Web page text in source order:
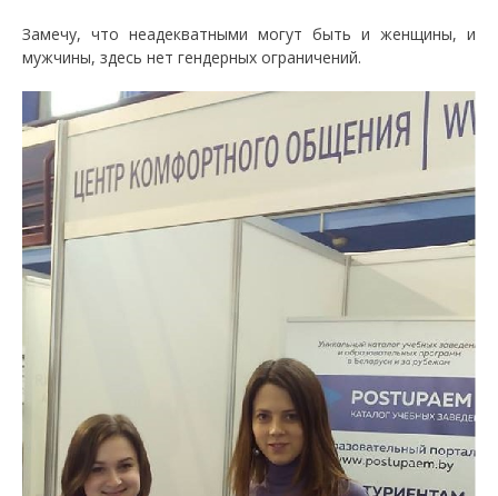
Замечу, что неадекватными могут быть и женщины, и
мужчины, здесь нет гендерных ограничений.